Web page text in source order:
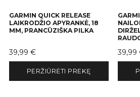
GARMIN QUICK RELEASE
LAIKRODŽIO APYRANKĖ, 18
MM, PRANCŪZIŠKA PILKA
Kaina
39,99 €
PERŽIŪRĖTI PREKĘ
Kaina
39,99